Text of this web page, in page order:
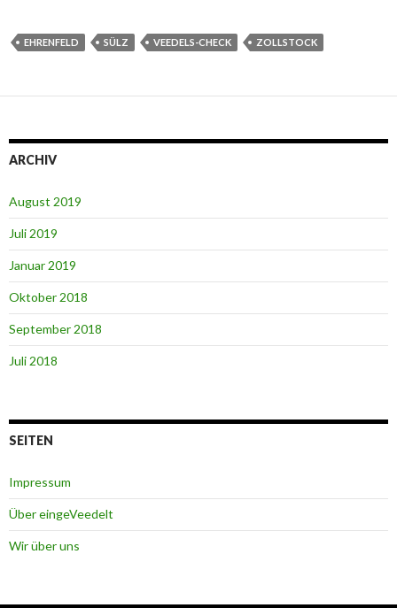
EHRENFELD SÜLZ VEEDELS-CHECK ZOLLSTOCK
ARCHIV
August 2019
Juli 2019
Januar 2019
Oktober 2018
September 2018
Juli 2018
SEITEN
Impressum
Über eingeVeedelt
Wir über uns